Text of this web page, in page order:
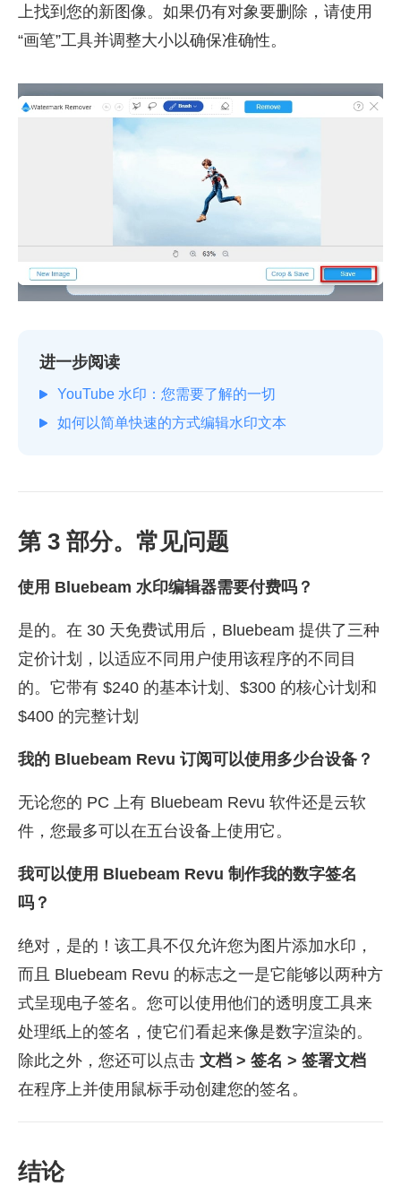
上找到您的新图像。如果仍有对象要删除，请使用
“画笔”工具并调整大小以确保准确性。
进一步阅读
YouTube 水印：您需要了解的一切
如何以简单快速的方式编辑水印文本
第 3 部分。常见问题
使用 Bluebeam 水印编辑器需要付费吗？
是的。在 30 天免费试用后，Bluebeam 提供了三种
定价计划，以适应不同用户使用该程序的不同目
的。它带有 $240 的基本计划、$300 的核心计划和
$400 的完整计划
我的 Bluebeam Revu 订阅可以使用多少台设备？
无论您的 PC 上有 Bluebeam Revu 软件还是云软
件，您最多可以在五台设备上使用它。
我可以使用 Bluebeam Revu 制作我的数字签名
吗？
绝对，是的！该工具不仅允许您为图片添加水印，
而且 Bluebeam Revu 的标志之一是它能够以两种方
式呈现电子签名。您可以使用他们的透明度工具来
处理纸上的签名，使它们看起来像是数字渲染的。
除此之外，您还可以点击 文档 > 签名 > 签署文档
在程序上并使用鼠标手动创建您的签名。
结论